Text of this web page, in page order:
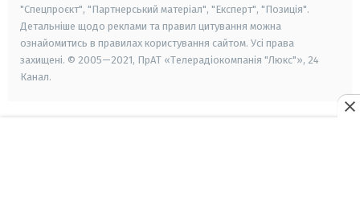
"Спецпроєкт", "Партнерський матеріал", "Експерт", "Позиція".
Детальніше щодо реклами та правил цитування можна
ознайомитись в правилах користування сайтом. Усі права
захищені. © 2005—2021, ПрАТ «Телерадіокомпанія "Люкс"», 24
Канал.